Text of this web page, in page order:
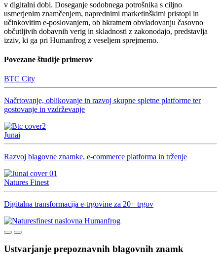
v digitalni dobi. Doseganje sodobnega potrošnika s ciljno
usmerjenim znamčenjem, naprednimi marketinškimi pristopi in
učinkovitim e-poslovanjem, ob hkratnem obvladovanju časovno
občutljivih dobavnih verig in skladnosti z zakonodajo, predstavlja
izziv, ki ga pri Humanfrog z veseljem sprejmemo.
Povezane študije primerov
BTC City
Načrtovanje, oblikovanje in razvoj skupne spletne platforme ter
gostovanje in vzdrževanje
Junai
Razvoj blagovne znamke, e-commerce platforma in trženje
Natures Finest
Digitalna transformacija e-trgovine za 20+ trgov
Ustvarjanje prepoznavnih blagovnih znamk